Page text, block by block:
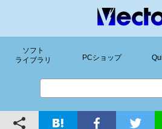
ソフト
ライブラリ
PCショップ